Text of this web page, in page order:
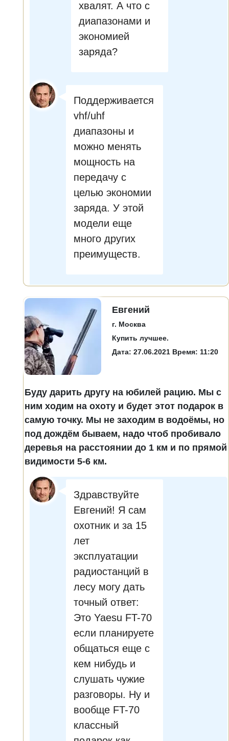
хвалят. А что с
диапазонами и
экономией
заряда?
Поддерживается
vhf/uhf
диапазоны и
можно менять
мощность на
передачу с
целью экономии
заряда. У этой
модели еще
много других
преимуществ.
Евгений
г. Москва
Купить лучшее.
Дата: 27.06.2021 Время: 11:20
Буду дарить другу на юбилей рацию. Мы с
ним ходим на охоту и будет этот подарок в
самую точку. Мы не заходим в водоёмы, но
под дождём бываем, надо чтоб пробивало
деревья на расстоянии до 1 км и по прямой
видимости 5-6 км.
Здравствуйте
Евгений! Я сам
охотник и за 15
лет
эксплуатации
радиостанций в
лесу могу дать
точный ответ:
Это Yaesu FT-70
если планируете
общаться еще с
кем нибудь и
слушать чужие
разговоры. Ну и
вообще FT-70
классный